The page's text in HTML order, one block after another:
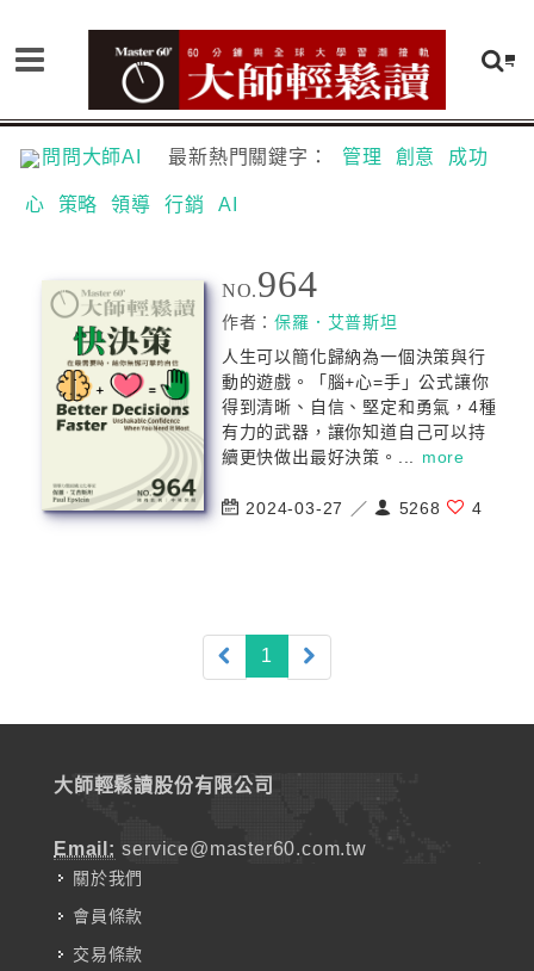
問問大師AI 最新熱門關鍵字： 管理 創意 成功
心 策略 領導 行銷 AI
NO.964
作者：保羅．艾普斯坦
人生可以簡化歸納為一個決策與行
動的遊戲。「腦+心=手」公式讓你
得到清晰、自信、堅定和勇氣，4種
有力的武器，讓你知道自己可以持
續更快做出最好決策。... more
2024-03-27 ／ 5268 4
1 (current)
大師輕鬆讀股份有限公司
Email: service@master60.com.tw
關於我們
會員條款
交易條款